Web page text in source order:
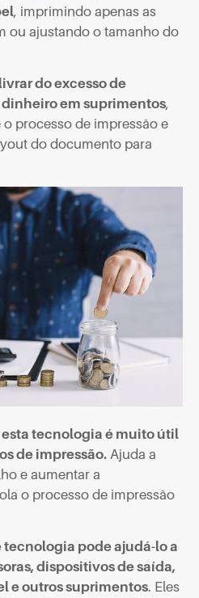
, imprimindo apenas as
ou ajustando o tamanho do
do excesso de
em suprimentos,
processo de impressão e
do documento para
esta tecnologia é muito útil
de impressão. Ajuda a
e aumentar a
o processo de impressão
tecnologia pode ajudá-lo a
dispositivos de saída,
e outros suprimentos. Eles